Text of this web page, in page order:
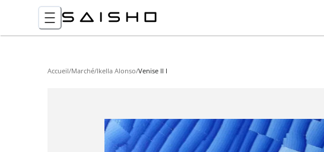
Accueil/Marché/Ikella Alonso/Venise II I